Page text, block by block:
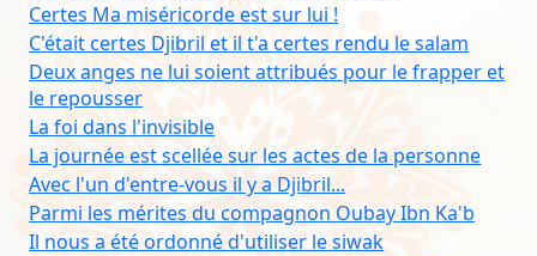
Certes Ma miséricorde est sur lui !
C'était certes Djibril et il t'a certes rendu le salam
Deux anges ne lui soient attribués pour le frapper et
le repousser
La foi dans l'invisible
La journée est scellée sur les actes de la personne
Avec l'un d'entre-vous il y a Djibril...
Parmi les mérites du compagnon Oubay Ibn Ka'b
Il nous a été ordonné d'utiliser le siwak